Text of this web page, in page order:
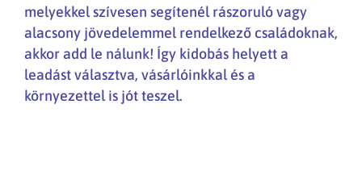
melyekkel szívesen segítenél rászoruló vagy
alacsony jövedelemmel rendelkező családoknak,
akkor add le nálunk! Így kidobás helyett a
leadást választva, vásárlóinkkal és a
környezettel is jót teszel.